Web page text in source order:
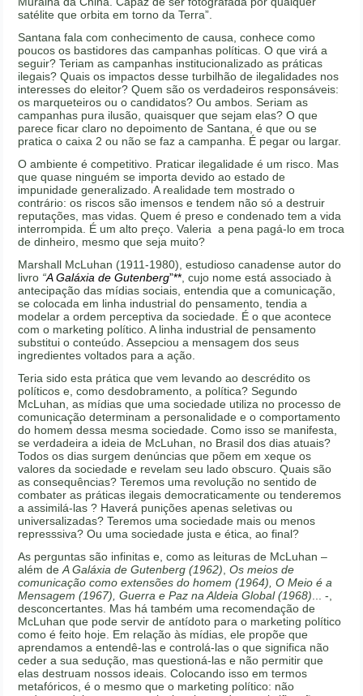
satélite que orbita em torno da Terra”.
Santana fala com conhecimento de causa, conhece como
poucos os bastidores das campanhas políticas. O que virá a
seguir? Teriam as campanhas institucionalizado as práticas
ilegais? Quais os impactos desse turbilhão de ilegalidades nos
interesses do eleitor? Quem são os verdadeiros responsáveis:
os marqueteiros ou o candidatos? Ou ambos. Seriam as
campanhas pura ilusão, quaisquer que sejam elas? O que
parece ficar claro no depoimento de Santana, é que ou se
pratica o caixa 2 ou não se faz a campanha. É pegar ou largar.
O ambiente é competitivo. Praticar ilegalidade é um risco. Mas
que quase ninguém se importa devido ao estado de
impunidade generalizado. A realidade tem mostrado o
contrário: os riscos são imensos e tendem não só a destruir
reputações, mas vidas. Quem é preso e condenado tem a vida
interrompida. É um alto preço. Valeria a pena pagá-lo em troca
de dinheiro, mesmo que seja muito?
Marshall McLuhan (1911-1980), estudioso canadense autor do
livro “A Galáxia de Gutenberg”**, cujo nome está associado à
antecipação das mídias sociais, entendia que a comunicação,
se colocada em linha industrial do pensamento, tendia a
modelar a ordem perceptiva da sociedade. É o que acontece
com o marketing político. A linha industrial de pensamento
substitui o conteúdo. Assepciou a mensagem dos seus
ingredientes voltados para a ação.
Teria sido esta prática que vem levando ao descrédito os
políticos e, como desdobramento, a política? Segundo
McLuhan, as mídias que uma sociedade utiliza no processo de
comunicação determinam a personalidade e o comportamento
do homem dessa mesma sociedade. Como isso se manifesta,
se verdadeira a ideia de McLuhan, no Brasil dos dias atuais?
Todos os dias surgem denúncias que põem em xeque os
valores da sociedade e revelam seu lado obscuro. Quais são
as consequências? Teremos uma revolução no sentido de
combater as práticas ilegais democraticamente ou tenderemos
a assimilá-las ? Haverá punições apenas seletivas ou
universalizadas? Teremos uma sociedade mais ou menos
represssiva? Ou uma sociedade justa e ética, ao final?
As perguntas são infinitas e, como as leituras de McLuhan –
além deA Galáxia de Gutenberg (1962), Os meios de
comunicação como extensões do homem (1964), O Meio é a
Mensagem (1967), Guerra e Paz na Aldeia Global (1968)... -,
desconcertantes. Mas há também uma recomendação de
McLuhan que pode servir de antídoto para o marketing político
como é feito hoje. Em relação às mídias, ele propõe que
aprendamos a entendê-las e controlá-las o que significa não
ceder a sua sedução, mas questioná-las e não permitir que
elas destruam nossos ideais. Colocando isso em termos
metafóricos, é o mesmo que o marketing político: não